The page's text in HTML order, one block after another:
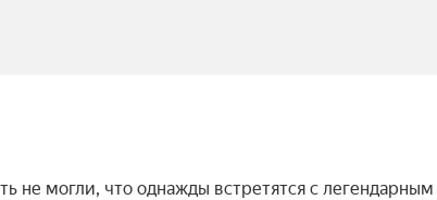
не могли, что однажды встретятся с легендарным